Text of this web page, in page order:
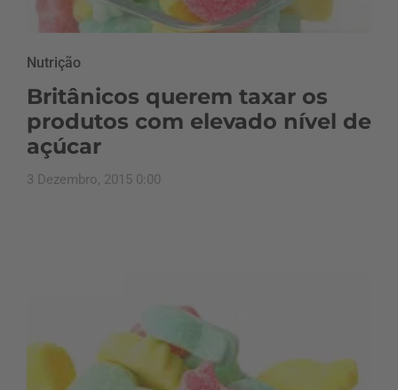
Nutrição
Britânicos querem taxar os
produtos com elevado nível de
açúcar
3 Dezembro, 2015 0:00